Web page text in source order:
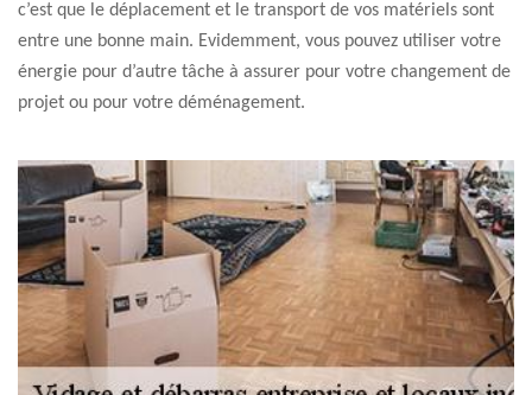
c’est que le déplacement et le transport de vos matériels sont
entre une bonne main. Evidemment, vous pouvez utiliser votre
énergie pour d’autre tâche à assurer pour votre changement de
projet ou pour votre déménagement.